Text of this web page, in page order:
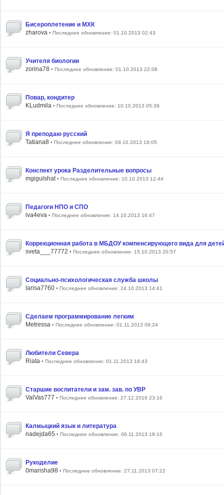
Бисероплетение и МХК
zharova • Последнее обновление: 01.10.2013 02:43
Учителя биологии
zorina78 • Последнее обновление: 01.10.2013 22:08
Повар, кондитер
KLudmila • Последнее обновление: 10.10.2013 05:39
Я преподаю русский
Tatiana8 • Последнее обновление: 09.10.2013 18:05
Конспект урока Разделительные вопросы
mgigulshat • Последнее обновление: 10.10.2013 12:44
Педагоги НПО и СПО
iva4eva • Последнее обновление: 14.10.2013 16:47
Коррекционная работа в МБДОУ компенсирующего вида для
sveta___77772 • Последнее обновление: 15.10.2013 20:57
Социально-психологическая служба школы
larisa7760 • Последнее обновление: 24.10.2013 14:41
Сделаем программирование легким
Metressa • Последнее обновление: 01.11.2013 09:24
Любители Севера
Riata • Последнее обновление: 01.11.2013 18:43
Старшие воспитатели и зам. зав. по УВР
ValVas777 • Последнее обновление: 27.12.2016 23:16
Калмыцкий язык и литература
nadejda65 • Последнее обновление: 06.11.2013 19:16
Рукоделие
0marisha98 • Последнее обновление: 27.11.2013 07:22